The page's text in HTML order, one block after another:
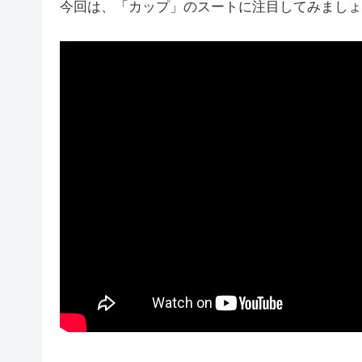
今回は、「カップ」のスートに注目してみまし